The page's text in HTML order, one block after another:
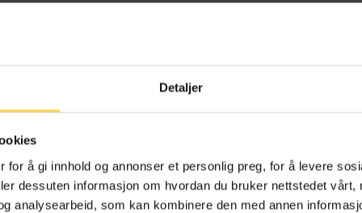
Detaljer
for å gi innhold og annonser et personlig preg, for å levere
dessuten informasjon om hvordan du bruker nettstedet vårt,
analysearbeid, som kan kombinere den med annen
måte (se forordning(EU) nr. 178/2002General Food Law
(matlovsforordningen), fortalepunkt 11–14). Matloven
trådte i kraft før General Food Law ble implementert som
prinsipper ble hensyntatt før innlemmelsen i
Matloven er en klassisk hjemmelslov og gir hjemmel til
inkorporasjon av EUs direktiver og forordninger som angår